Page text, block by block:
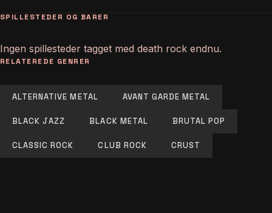
SPILLESTEDER OG BARER
Ingen spillesteder tagget med death rock endnu.
RELATEREDE GENRER
ALTERNATIVE METAL AVANT GARDE METAL
BLACK JAZZ BLACK METAL BRUTAL POP
CLASSIC ROCK CLUB ROCK CRUST